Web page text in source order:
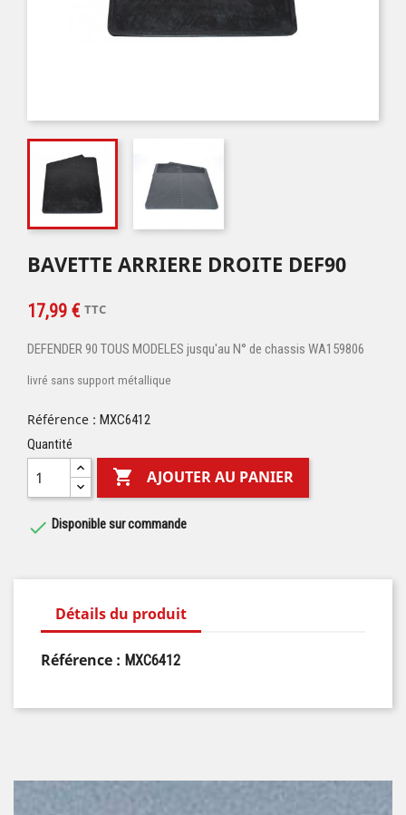
BAVETTE ARRIERE DROITE DEF90
17,99 € TTC
DEFENDER 90 TOUS MODELES jusqu'au N° de chassis WA159806
livré sans support métallique
Référence : MXC6412
Quantité
 AJOUTER AU PANIER
 Disponible sur commande
Détails du produit
Référence : MXC6412